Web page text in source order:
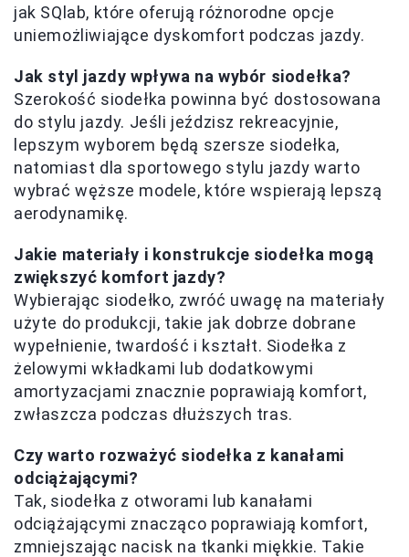
jak SQlab, które oferują różnorodne opcje
uniemożliwiające dyskomfort podczas jazdy.
Jak styl jazdy wpływa na wybór siodełka?
Szerokość siodełka powinna być dostosowana
do stylu jazdy. Jeśli jeździsz rekreacyjnie,
lepszym wyborem będą szersze siodełka,
natomiast dla sportowego stylu jazdy warto
wybrać węższe modele, które wspierają lepszą
aerodynamikę.
Jakie materiały i konstrukcje siodełka mogą
zwiększyć komfort jazdy?
Wybierając siodełko, zwróć uwagę na materiały
użyte do produkcji, takie jak dobrze dobrane
wypełnienie, twardość i kształt. Siodełka z
żelowymi wkładkami lub dodatkowymi
amortyzacjami znacznie poprawiają komfort,
zwłaszcza podczas dłuższych tras.
Czy warto rozważyć siodełka z kanałami
odciążającymi?
Tak, siodełka z otworami lub kanałami
odciążającymi znacząco poprawiają komfort,
zmniejszając nacisk na tkanki miękkie. Takie